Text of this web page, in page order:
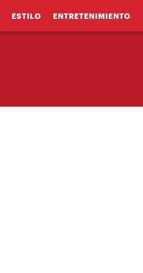
ESTILO ENTRETENIMIENTO